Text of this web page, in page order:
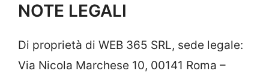
NOTE LEGALI
Di proprietà di WEB 365 SRL, sede legale:
Via Nicola Marchese 10, 00141 Roma –